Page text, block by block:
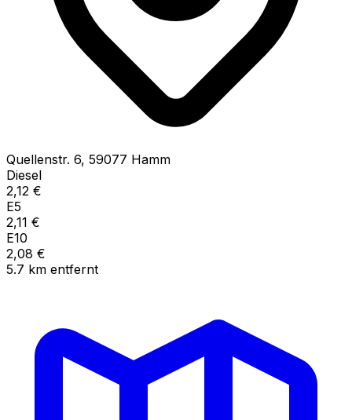
Quellenstr. 6, 59077 Hamm
Diesel
2,12 €
E5
2,11 €
E10
2,08 €
5.7 km entfernt